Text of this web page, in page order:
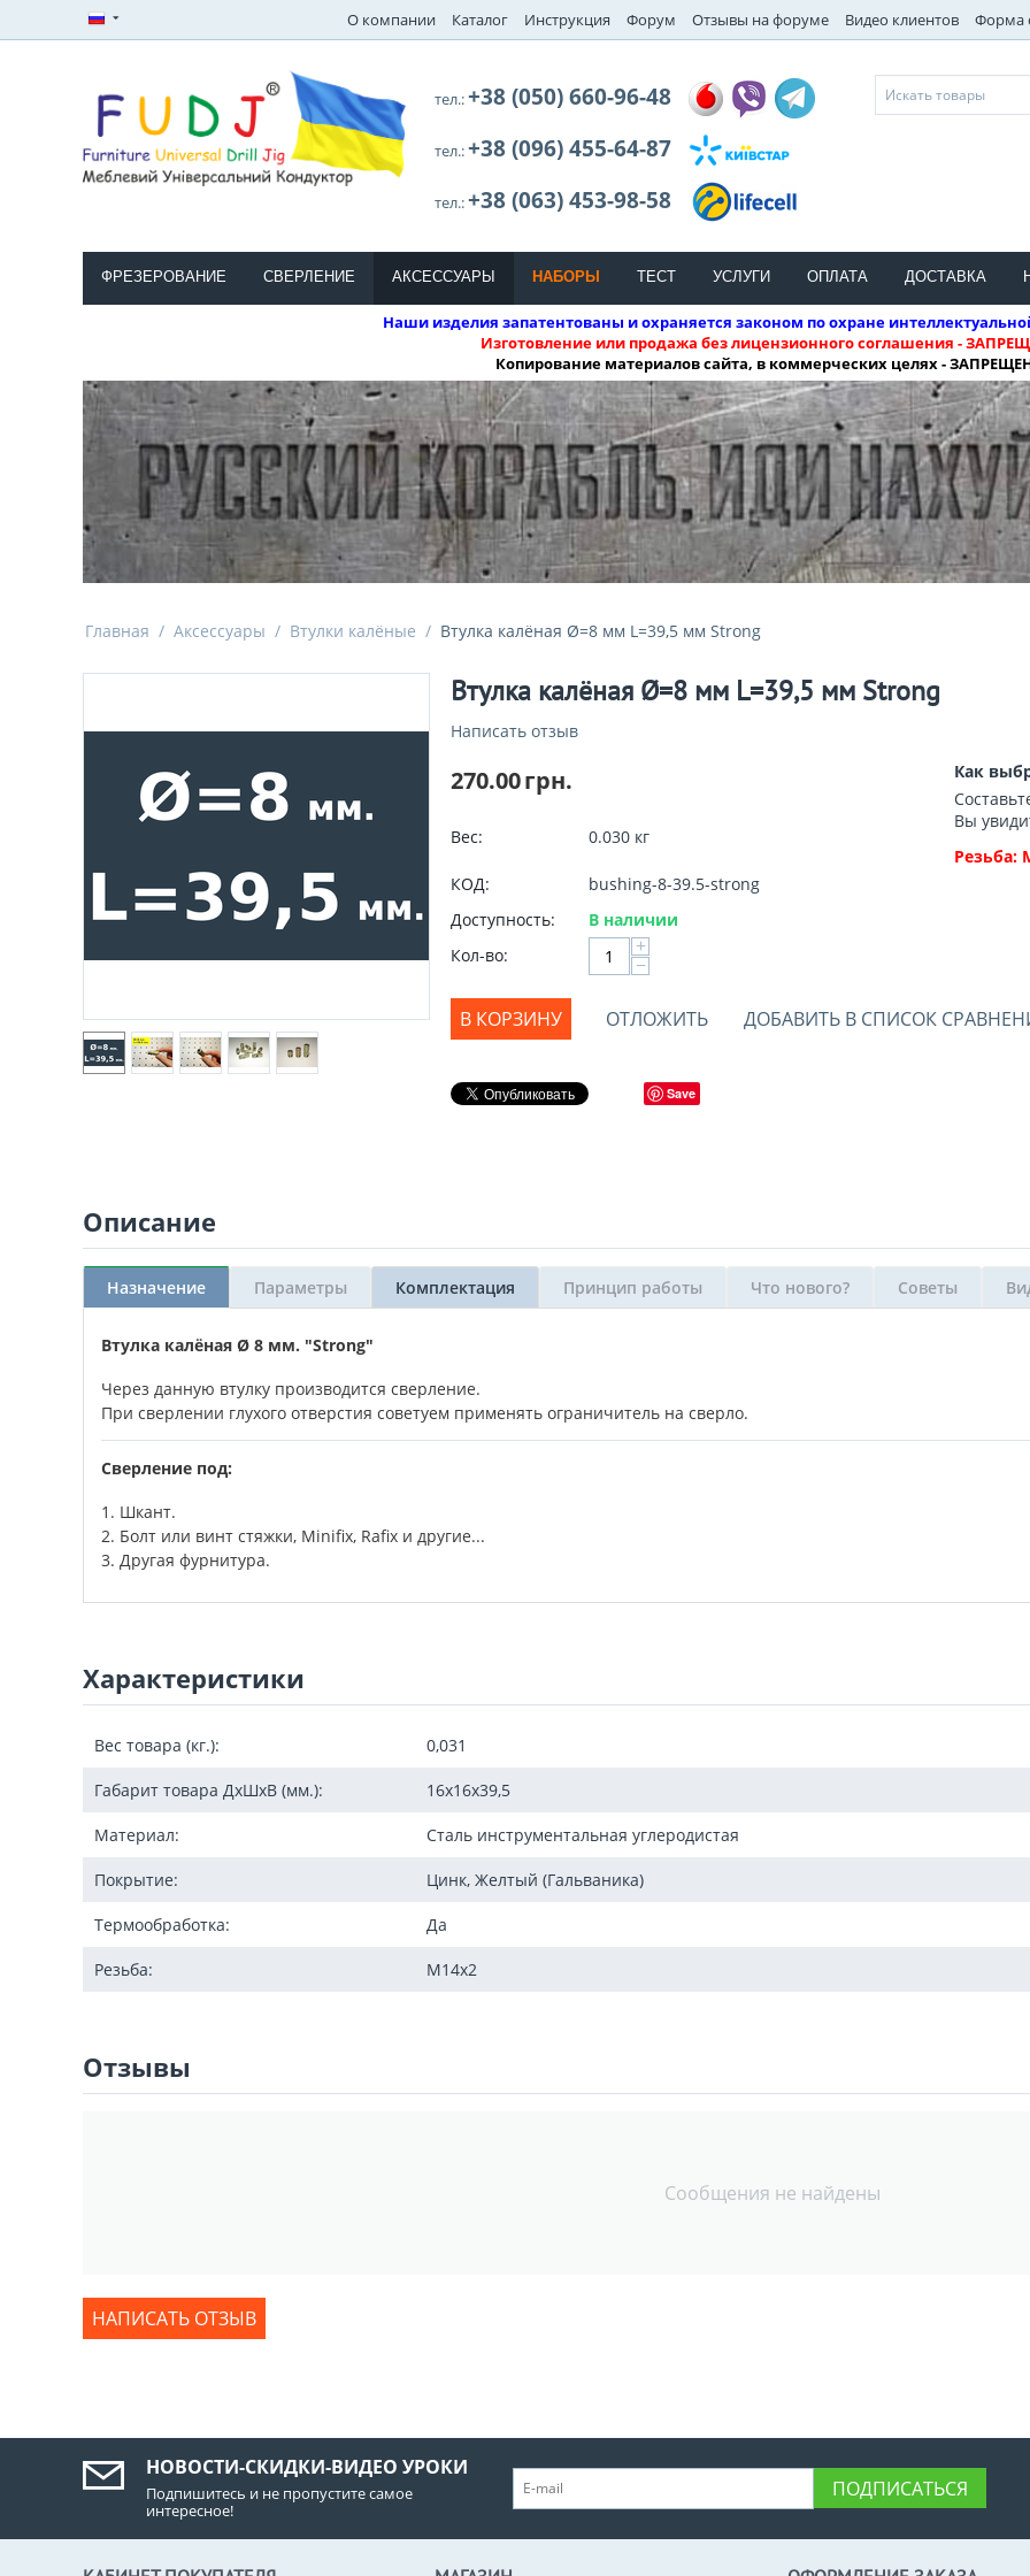
О компании Каталог Инструкция Форум Отзывы на форуме Видео клиентов Форма
тел.:+38 (050) 660-96-48
тел.:+38 (096) 455-64-87
тел.:+38 (063) 453-98-58
ФРЕЗЕРОВАНИЕ СВЕРЛЕНИЕ АКСЕССУАРЫ НАБОРЫ ТЕСТ УСЛУГИ ОПЛАТА ДОСТАВКА
Наши изделия запатентованы и охраняется законом по охране
Изготовление или продажа без лицензионного соглашения -
Копирование материалов сайта, в коммерческих целях -
Главная / Аксессуары / Втулки калёные / Втулка калёная Ø=8 мм L=39,5 мм Strong
Втулка калёная Ø=8 мм L=39,5 мм Strong
Написать отзыв
Как
Вы
Резьба:
270.00грн.
Вес: 0.030 кг
КОД:
bushing-8-39.5-strong
Доступность:
В наличии
Кол-во:
+
−
В КОРЗИНУ ОТЛОЖИТЬ ДОБАВИТЬ В СПИСОК
Save
Описание
Назначение Параметры Комплектация Принцип работы Что нового? Советы
Втулка калёная Ø 8 мм. "Strong"
Через данную втулку производится сверление.
При сверлении глухого отверстия советуем применять ограничитель на сверло.
Сверление под:
1. Шкант.
2. Болт или винт стяжки, Minifix, Rafix и другие...
3. Другая фурнитура.
Характеристики
Вес товара (кг.): 0,031
Габарит товара ДxШxВ (мм.): 16х16х39,5
Материал: Сталь инструментальная углеродистая
Покрытие: Цинк, Желтый (Гальваника)
Термообработка: Да
Резьба: М14х2
Отзывы
Сообщения не найдены
НАПИСАТЬ ОТЗЫВ
НОВОСТИ-СКИДКИ-ВИДЕО УРОКИ
Подпишитесь и не пропустите самое
интересное!
ПОДПИСАТЬСЯ